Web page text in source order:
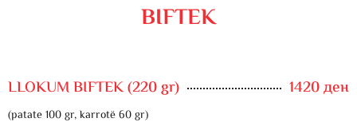
BIFTEK
LLOKUM BIFTEK (220 gr) 1420 ден
(patate 100 gr, karrotë 60 gr)